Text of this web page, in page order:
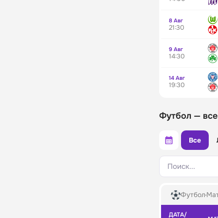
8 Авг
21:30
9 Авг
14:30
14 Авг
19:30
Футбол —
Все
Поиск...
Футбол
ДАТА/